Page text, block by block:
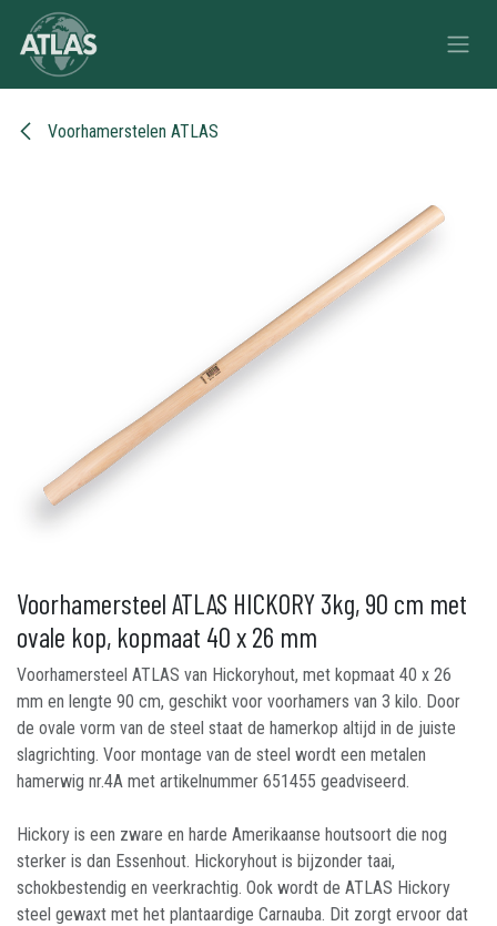
Overslaan naar inhoud
Voorhamerstelen ATLAS
Voorhamersteel ATLAS HICKORY 3kg, 90 cm met
ovale kop, kopmaat 40 x 26 mm
Voorhamersteel ATLAS van Hickoryhout, met kopmaat 40 x 26
mm en lengte 90 cm, geschikt voor voorhamers van 3 kilo. Door
de ovale vorm van de steel staat de hamerkop altijd in de juiste
slagrichting. Voor montage van de steel wordt een metalen
hamerwig nr.4A met artikelnummer 651455 geadviseerd.
Hickory is een zware en harde Amerikaanse houtsoort die nog
sterker is dan Essenhout. Hickoryhout is bijzonder taai,
schokbestendig en veerkrachtig. Ook wordt de ATLAS Hickory
steel gewaxt met het plantaardige Carnauba. Dit zorgt ervoor dat